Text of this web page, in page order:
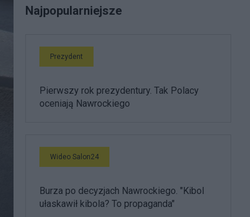
Najpopularniejsze
Prezydent
Pierwszy rok prezydentury. Tak Polacy
oceniają Nawrockiego
Wideo Salon24
Burza po decyzjach Nawrockiego. "Kibol
ułaskawił kibola? To propaganda"